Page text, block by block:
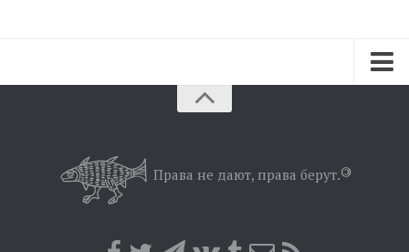
Позиція
Права не дают, права берут.©